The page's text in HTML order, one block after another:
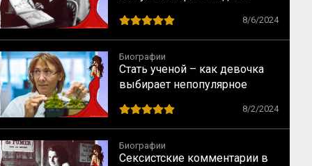
8/6/2024
Биографии
Стать ученой – как девочка
выбирает непопулярное
8/2/2024
Биографии
Сексистские комментарии в